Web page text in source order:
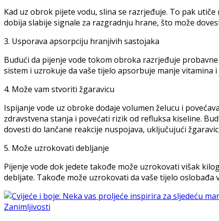
Kad uz obrok pijete vodu, slina se razrjeđuje. To pak
dobija slabije signale za razgradnju hrane, što može
3. Usporava apsorpciju hranjivih sastojaka
Budući da pijenje vode tokom obroka razrjeđuje
sistem i uzrokuje da vaše tijelo apsorbuje manje vitamina
4. Može vam stvoriti žgaravicu
Ispijanje vode uz obroke dodaje volumen želucu i
zdravstvena stanja i povećati rizik od refluksa kiseline.
dovesti do lančane reakcije nuspojava, uključujući
5. Može uzrokovati debljanje
Pijenje vode dok jedete takođe može uzrokovati višak
debljate. Takođe može uzrokovati da vaše tijelo
Zanimljivosti